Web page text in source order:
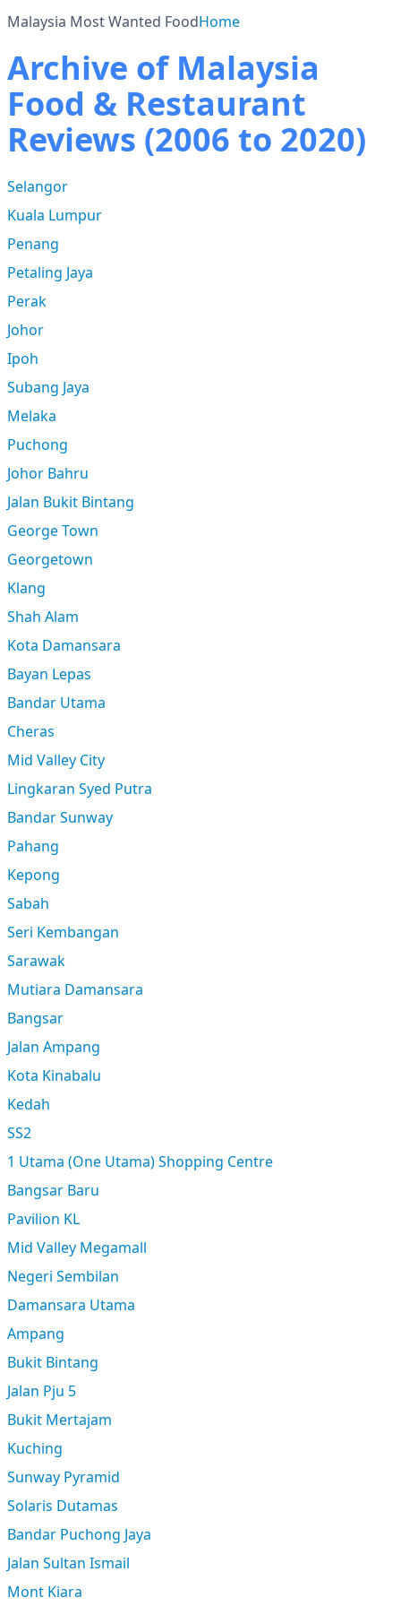
Malaysia Most Wanted FoodHome
Archive of Malaysia
Food & Restaurant
Reviews (2006 to 2020)
Selangor
Kuala Lumpur
Penang
Petaling Jaya
Perak
Johor
Ipoh
Subang Jaya
Melaka
Puchong
Johor Bahru
Jalan Bukit Bintang
George Town
Georgetown
Klang
Shah Alam
Kota Damansara
Bayan Lepas
Bandar Utama
Cheras
Mid Valley City
Lingkaran Syed Putra
Bandar Sunway
Pahang
Kepong
Sabah
Seri Kembangan
Sarawak
Mutiara Damansara
Bangsar
Jalan Ampang
Kota Kinabalu
Kedah
SS2
1 Utama (One Utama) Shopping Centre
Bangsar Baru
Pavilion KL
Mid Valley Megamall
Negeri Sembilan
Damansara Utama
Ampang
Bukit Bintang
Jalan Pju 5
Bukit Mertajam
Kuching
Sunway Pyramid
Solaris Dutamas
Bandar Puchong Jaya
Jalan Sultan Ismail
Mont Kiara